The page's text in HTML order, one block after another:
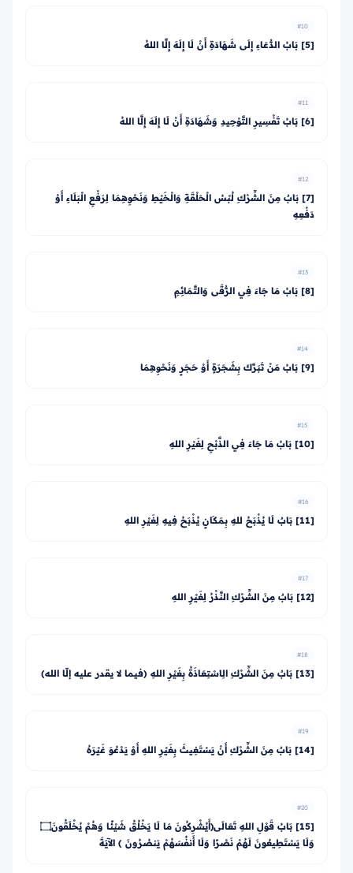
#10
[5] بَابُ الدُّعَاءِ إِلَى شَهَادَةِ أَنْ لَا إِلَهَ إِلَّا اللهُ
#11
[6] بَابُ تَفْسِيرِ التَّوْحِيدِ وَشَهَادَةِ أَنْ لَا إِلَهَ إِلَّا اللهُ
#12
[7] بَابٌ مِنَ الشِّرْكِ لُبْسُ الْحَلْقَةِ وَالْخَيْطِ وَنَحْوِهِمَا لِرَفْعِ الْبَلَاءِ أَوْ
دَفْعِهِ
#13
[8] بَابُ مَا جَاءَ فِي الرُّقَى وَالتَّمَائِمِ
#14
[9] بَابُ مَنْ تَبَرَّكَ بِشَجَرَةٍ أَوْ حَجَرٍ وَنَحْوِهِمَا
#15
[10] بَابُ مَا جَاءَ فِي الذَّبْحِ لِغَيْرِ اللهِ
#16
[11] بَابٌ لَا يُذْبَحُ للهِ بِمَكَانٍ يُذْبَحُ فِيهِ لِغَيْرِ اللهِ
#17
[12] بَابٌ مِنَ الشِّرْكِ النَّذْرُ لِغَيْرِ اللهِ
#18
[13] بَابٌ مِنَ الشِّرْكِ الِاسْتِعَاذَةُ بِغَيْرِ اللهِ (فيما لا يقدر عليه إلّا الله)
#19
[14] بَابٌ مِنَ الشِّرْكِ أَنْ يَسْتَغِيثَ بِغَيْرِ اللهِ أَوْ يَدْعُوَ غَيْرَهُ
#20
[15] بَابُ قَوْلِ اللهِ تَعَالَى﴿أَيُشْرِكُونَ مَا لَا يَخْلُقُ شَيْئًا وَهُمْ يُخْلَقُونَ۝
وَلَا يَسْتَطِيعُونَ لَهُمْ نَصْرًا وَلَا أَنفُسَهُمْ يَنصُرُونَ ﴾ الآيَةَ